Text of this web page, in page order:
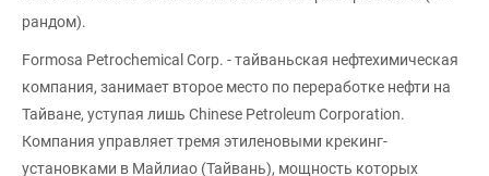
рандом).
Formosa Petrochemical Corp. - тайваньская нефтехимическая
компания, занимает второе место по переработке нефти на
Тайване, уступая лишь Chinese Petroleum Corporation.
Компания управляет тремя этиленовыми крекинг-
установками в Майлиао (Тайвань), мощность которых